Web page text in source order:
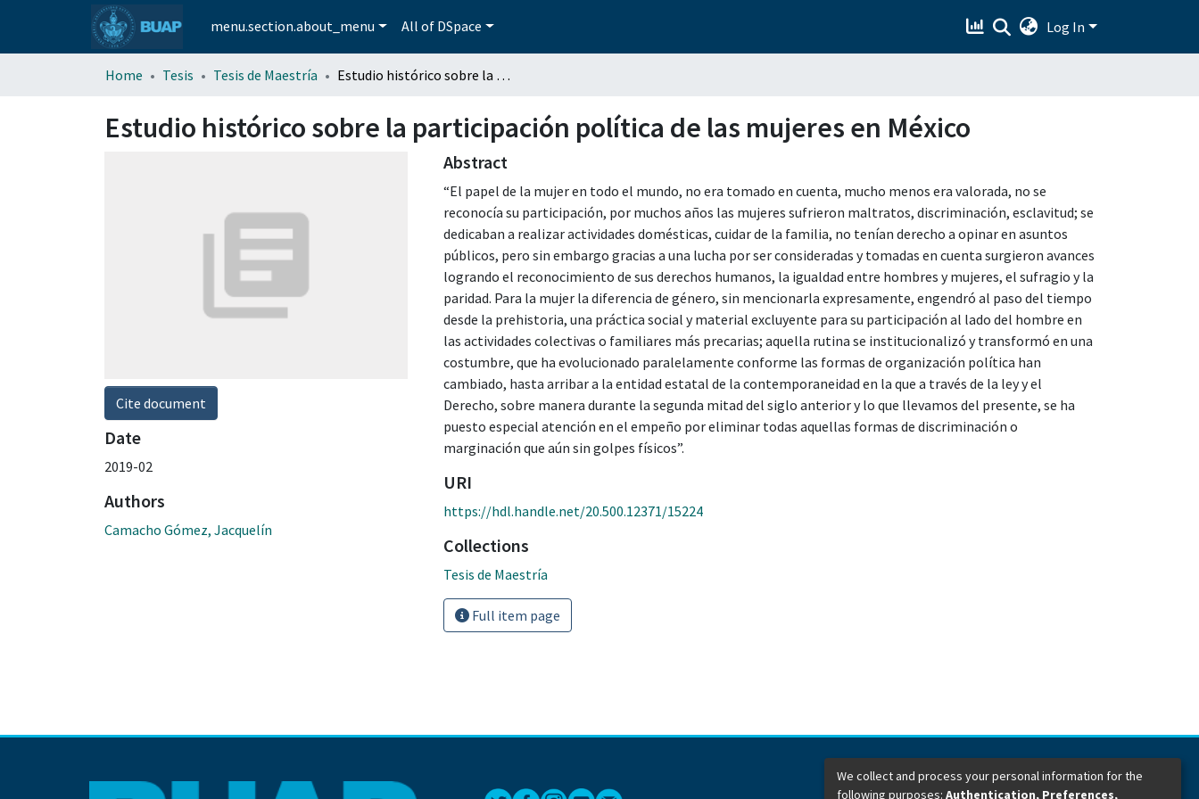
menu.section.about_menu All of DSpace Log In
Home Tesis Tesis de Maestría Estudio histórico sobre la participación política de las mujeres en México
Estudio histórico sobre la participación política de las mujeres en México
Cite document
Date
2019-02
Authors
Camacho Gómez, Jacquelín
Abstract
“El papel de la mujer en todo el mundo, no era tomado en cuenta, mucho menos era valorada, no se
reconocía su participación, por muchos años las mujeres sufrieron maltratos, discriminación, esclavitud; se
dedicaban a realizar actividades domésticas, cuidar de la familia, no tenían derecho a opinar en asuntos
públicos, pero sin embargo gracias a una lucha por ser consideradas y tomadas en cuenta surgieron avances
logrando el reconocimiento de sus derechos humanos, la igualdad entre hombres y mujeres, el sufragio y la
paridad. Para la mujer la diferencia de género, sin mencionarla expresamente, engendró al paso del tiempo
desde la prehistoria, una práctica social y material excluyente para su participación al lado del hombre en
las actividades colectivas o familiares más precarias; aquella rutina se institucionalizó y transformó en una
costumbre, que ha evolucionado paralelamente conforme las formas de organización política han
cambiado, hasta arribar a la entidad estatal de la contemporaneidad en la que a través de la ley y el
Derecho, sobre manera durante la segunda mitad del siglo anterior y lo que llevamos del presente, se ha
puesto especial atención en el empeño por eliminar todas aquellas formas de discriminación o
marginación que aún sin golpes físicos”.
URI
https://hdl.handle.net/20.500.12371/15224
Collections
Tesis de Maestría
Full item page
Dirección General de Bibliotecas
We collect and process your personal information for the
following purposes: Authentication, Preferences,